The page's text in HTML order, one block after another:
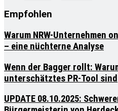
Empfohlen
Warum NRW-Unternehmen
– eine nüchterne Analyse
Wenn der Bagger rollt:
unterschätztes PR-Tool sind
UPDATE 08.10.2025: